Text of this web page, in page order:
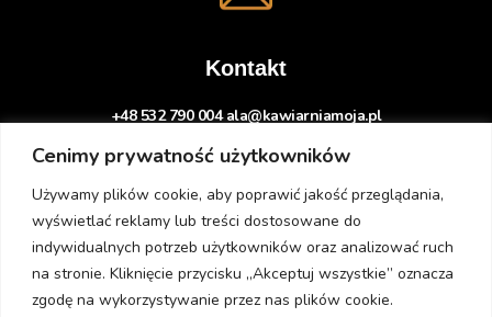
Cenimy prywatność użytkowników
Używamy plików cookie, aby poprawić jakość przeglądania,
wyświetlać reklamy lub treści dostosowane do
indywidualnych potrzeb użytkowników oraz analizować ruch
na stronie. Kliknięcie przycisku „Akceptuj wszystkie” oznacza
zgodę na wykorzystywanie przez nas plików cookie.
Kontakt
+48 532 790 004 ala@kawiarniamoja.pl
© Copyright 2026 – Kawiarnia Moja . Realizacjazabart.com